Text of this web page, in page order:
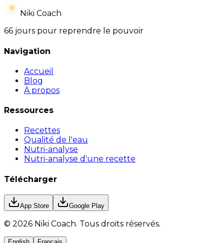
Niki Coach
66 jours pour reprendre le pouvoir
Navigation
Accueil
Blog
À propos
Ressources
Recettes
Qualité de l'eau
Nutri-analyse
Nutri-analyse d'une recette
Télécharger
App Store Google Play
© 2026 Niki Coach. Tous droits réservés.